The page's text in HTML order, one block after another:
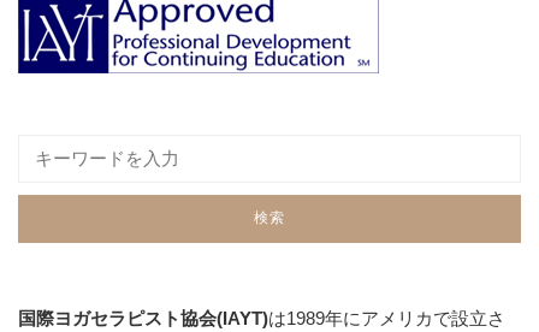
国際ヨガセラピスト協会(IAYT)は1989年にアメリカで設立さ